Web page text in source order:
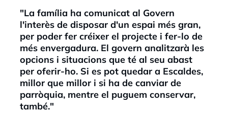
"La família ha comunicat al Govern
l'interès de disposar d'un espai més gran,
per poder fer créixer el projecte i fer-lo de
més envergadura. El govern analitzarà les
opcions i situacions que té al seu abast
per oferir-ho. Si es pot quedar a Escaldes,
millor que millor i si ha de canviar de
parròquia, mentre el puguem conservar,
també."